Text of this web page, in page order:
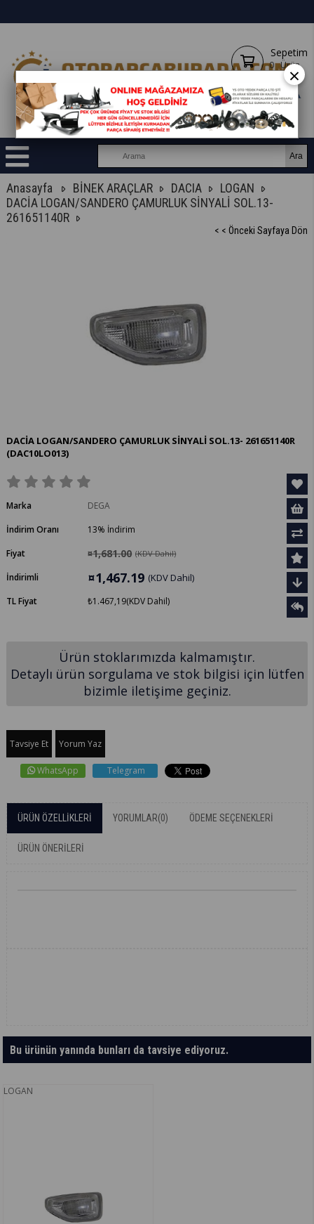
Sepetim
0 Ürün
Anasayfa BİNEK ARAÇLAR DACIA
LOGAN
DACİA LOGAN/SANDERO ÇAMURLUK SİNYALİ SOL.13-
261651140R
< < Önceki Sayfaya Dön
DACİA LOGAN/SANDERO ÇAMURLUK SİNYALİ SOL.13- 261651140R
(DAC10LO013)
Marka
DEGA
İndirim Oranı
%
13
İndirim
Fiyat
¤1,681.00 (KDV Dahil)
İndirimli ¤1,467.19 (KDV Dahil)
TL Fiyat ₺1.467,19(KDV Dahil)
Ürün stoklarımızda kalmamıştır.
Detaylı ürün sorgulama ve stok bilgisi için lütfen
bizimle iletişime geçiniz.
Tavsiye Et Yorum Yaz
WhatsApp Telegram
ÜRÜN ÖZELLIKLERI YORUMLAR(0) ÖDEME SEÇENEKLERI
ÜRÜN ÖNERILERI
Bu ürünün yanında bunları da tavsiye ediyoruz.
LOGAN
×